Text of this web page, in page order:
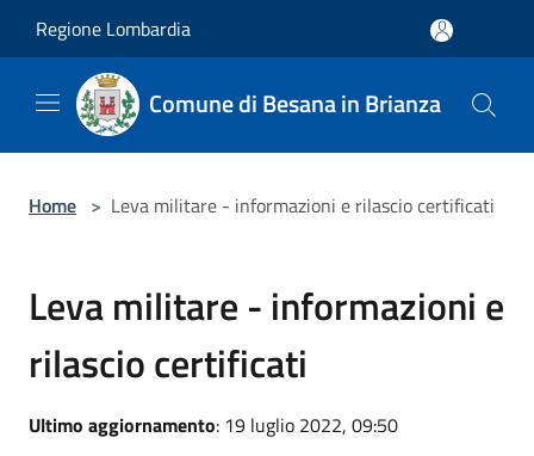
Regione Lombardia
Comune di Besana in Brianza
Home > Leva militare - informazioni e rilascio certificati
Leva militare - informazioni e
rilascio certificati
Ultimo aggiornamento: 19 luglio 2022, 09:50